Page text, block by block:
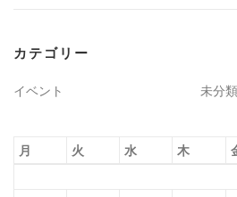
カテゴリー
イベント 未分類
月 火 水 木